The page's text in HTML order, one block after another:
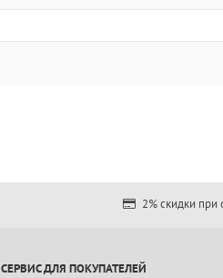
2% скидки при
СЕРВИС ДЛЯ ПОКУПАТЕЛЕЙ